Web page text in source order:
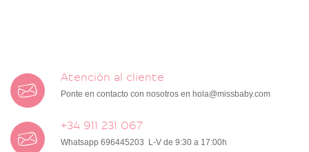
Atención al cliente
Ponte en contacto con nosotros en hola@missbaby.com
+34 911 231 067
Whatsapp 696445203 L-V de 9:30 a 17:00h